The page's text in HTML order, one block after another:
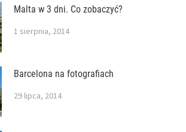
Malta w 3 dni. Co zobaczyć?
1 sierpnia, 2014
Barcelona na fotografiach
29 lipca, 2014